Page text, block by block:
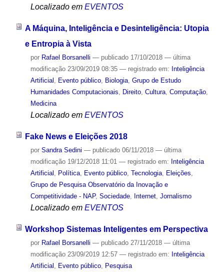
Localizado em EVENTOS
A Máquina, Inteligência e Desinteligência: Utopia
e Entropia à Vista
por Rafael Borsanelli — publicado17/10/2018 — última
modificação23/09/2019 08:35 — registrado em: Inteligência
Artificial , Evento público, Biologia, Grupo de Estudo
Humanidades Computacionais, Direito, Cultura, Computação,
Medicina
Localizado em EVENTOS
Fake News e Eleições 2018
por Sandra Sedini — publicado06/11/2018 — última
modificação19/12/2018 11:01 — registrado em: Inteligência
Artificial
Política, Evento público, Tecnologia, Eleições
Grupo de Pesquisa Observatório da Inovação e
Competitividade - NAP, Sociedade, Internet, Jornalismo
Localizado em EVENTOS
Workshop Sistemas Inteligentes em Perspectiva
por Rafael Borsanelli — publicado27/11/2018 — última
modificação23/09/2019 12:57 — registrado em: Inteligência
Artificial
Evento público, Pesquisa